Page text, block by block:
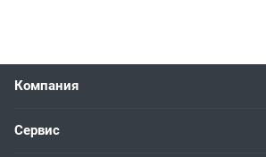
Компания
Сервис